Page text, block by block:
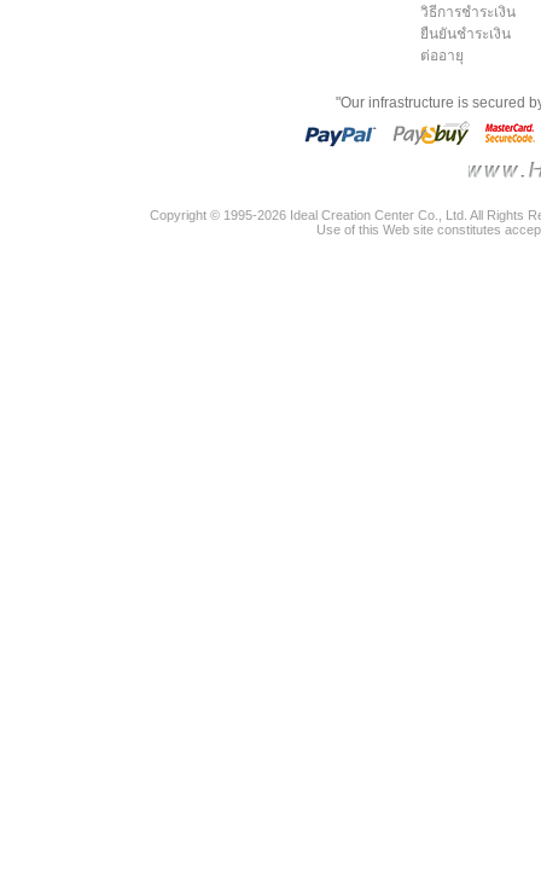
วิธีการชำระเงิน
ยืนยันชำระเงิน
ต่ออายุ
"Our infrastructure is secured
Copyright © 1995-2026 Ideal Creation Center Co., Ltd. All Rights
Use of this Web site constitutes